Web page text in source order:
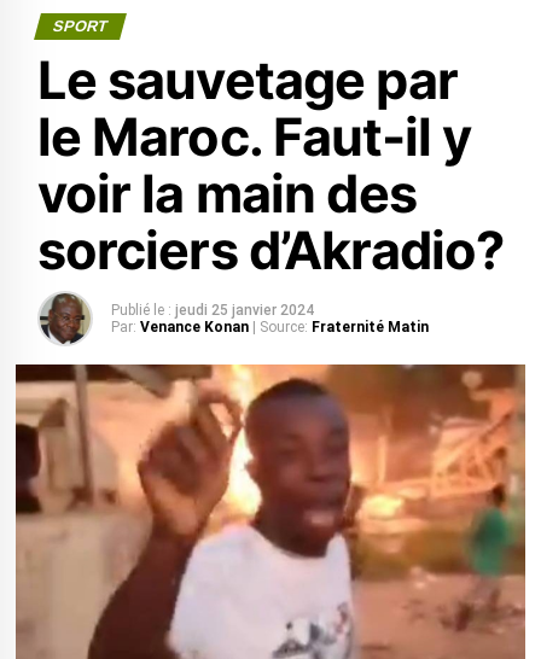
SPORT
Le sauvetage par
le Maroc. Faut-il y
voir la main des
sorciers d’Akradio?
Publié le : jeudi 25 janvier 2024
Par: Venance Konan | Source: Fraternité Matin